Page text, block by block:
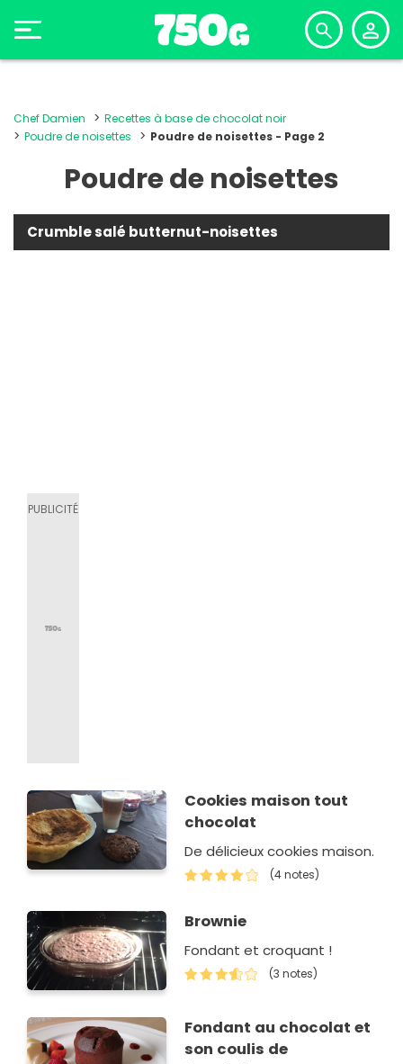
Chef Damien
Recettes à base de chocolat noir
Poudre de noisettes
Poudre de noisettes - Page 2
Poudre de noisettes
Crumble salé butternut-noisettes
Cookies maison tout
chocolat
De délicieux cookies maison.
(4 notes)
Brownie
Fondant et croquant !
(3 notes)
Fondant au chocolat et
son coulis de